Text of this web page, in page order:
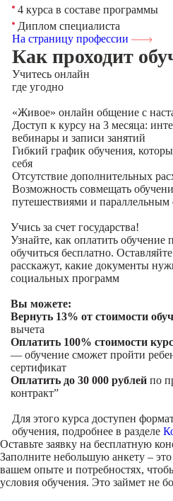
4 курса в составе программы
Диплом специалиста
На страницу профессии
Как проходит
Учитесь онлайн
где угодно
«Живое» онлайн общение с
Доступ к курсу на 3 месяца:
вебинары и записи занятий
Гибкий график обучения,
себя
Отсутствие дополнительных
Возможность совмещать
путешествиями и параллельным
Учись за счет государства!
Узнайте, как оплатить обучение
обучиться бесплатно.
расскажут, какие документы
социальных программ
Вы можете:
Вернуть 13% от стоимости
вычета
Оплатить 100% стоимости
— обучение сможет пройти
сертификат
Оплатить до 30 000 рублей по
контракт”
Для этого курса доступен
обучения, подробнее в разделе
Оставьте заявку на бесплатную
Заполните небольшую анкету –
вашем опыте и потребностях,
условия обучения. Это займет не